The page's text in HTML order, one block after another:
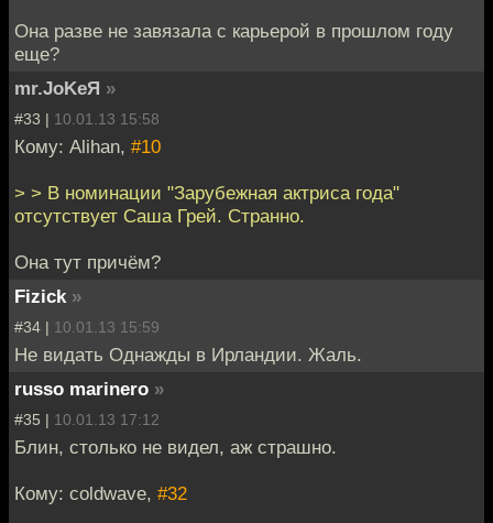
Она разве не завязала с карьерой в прошлом году
еще?
mr.JoKeЯ »
#33 | 10.01.13 15:58
Кому: Alihan, #10
> > В номинации "Зарубежная актриса года"
отсутствует Саша Грей. Странно.
Она тут причём?
Fizick »
#34 | 10.01.13 15:59
Не видать Однажды в Ирландии. Жаль.
russo marinero »
#35 | 10.01.13 17:12
Блин, столько не видел, аж страшно.
Кому: coldwave, #32